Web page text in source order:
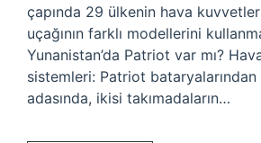
çapında 29 ülkenin hava
uçağının farklı modellerini
Yunanistan’da Patriot var mı?
sistemleri: Patriot
adasında, ikisi takımadaların…